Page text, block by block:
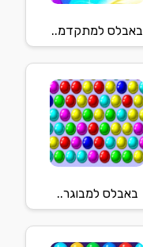
באבלס למתקדמ..
באבלס למבוגר..